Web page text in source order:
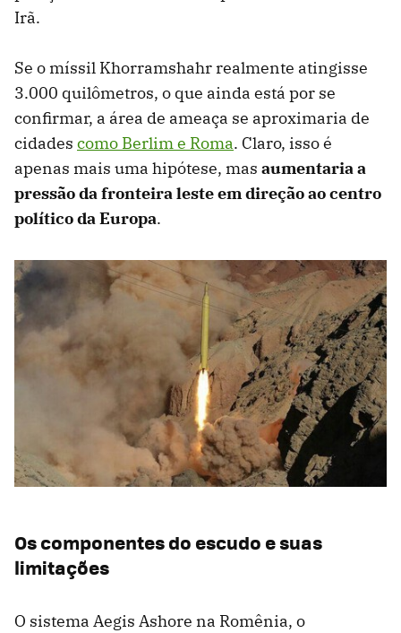
Irã.
Se o míssil Khorramshahr realmente atingisse
3.000 quilômetros, o que ainda está por se
confirmar, a área de ameaça se aproximaria de
cidades como Berlim e Roma. Claro, isso é
apenas mais uma hipótese, mas aumentaria a
pressão da fronteira leste em direção ao centro
político da Europa.
Os componentes do escudo e suas
limitações
O sistema Aegis Ashore na Romênia, o